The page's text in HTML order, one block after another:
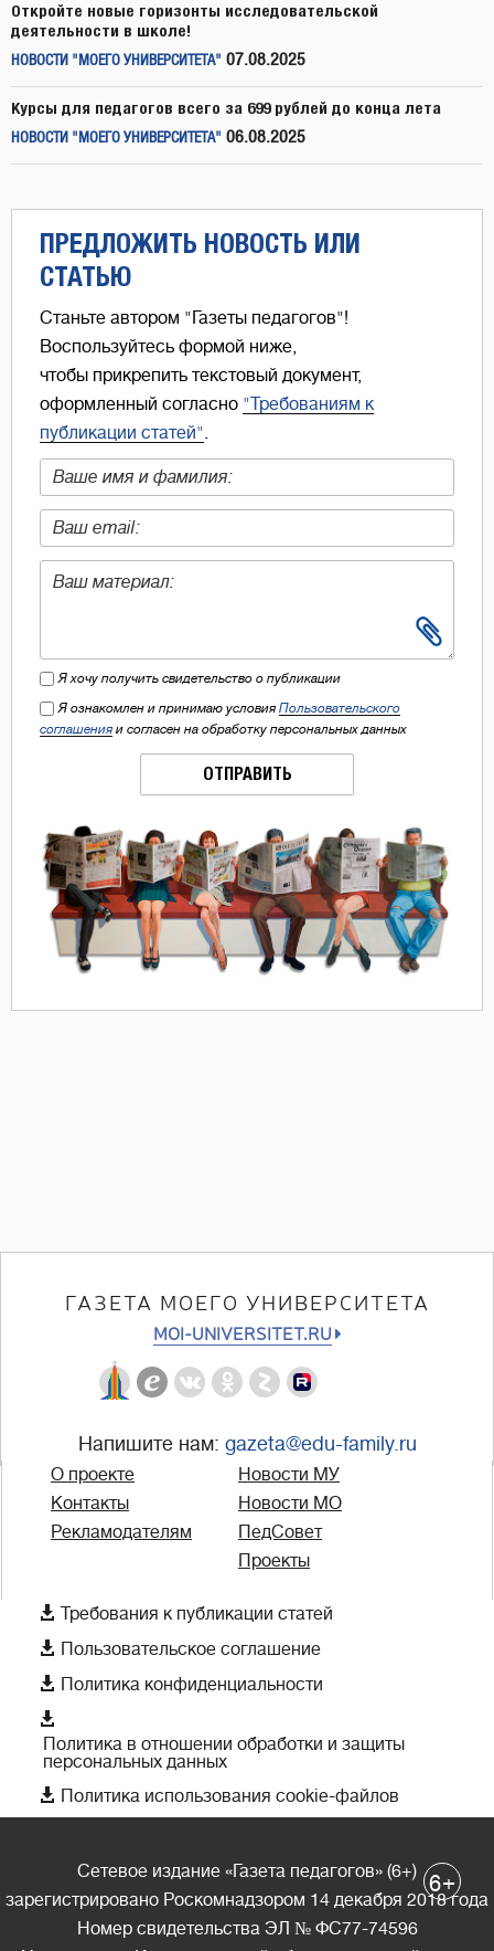
Откройте новые горизонты исследовательской
деятельности в школе!
НОВОСТИ "МОЕГО УНИВЕРСИТЕТА" 07.08.2025
Курсы для педагогов всего за 699 рублей до конца лета
НОВОСТИ "МОЕГО УНИВЕРСИТЕТА" 06.08.2025
ПРЕДЛОЖИТЬ НОВОСТЬ ИЛИ
СТАТЬЮ
Станьте автором "Газеты педагогов"!
Воспользуйтесь формой ниже,
чтобы прикрепить текстовый документ,
оформленный согласно "Требованиям к
публикации статей".
Я хочу получить свидетельство о публикации
Я ознакомлен и принимаю условия Пользовательского
соглашения и согласен на обработку персональных данных
ОТПРАВИТЬ
ГАЗЕТА МОЕГО УНИВЕРСИТЕТА
MOI-UNIVERSITET.RU
Напишите нам: gazeta@edu-family.ru
О проекте
Контакты
Рекламодателям
Новости МУ
Новости МО
ПедСовет
Проекты
 Требования к публикации статей
 Пользовательское соглашение
 Политика конфиденциальности

Политика в отношении обработки и защиты
персональных данных
 Политика использования cookie-файлов
Сетевое издание «Газета педагогов» (6+)
зарегистрировано Роскомнадзором 14 декабря 2018 года
Номер свидетельства ЭЛ № ФС77-74596
6+